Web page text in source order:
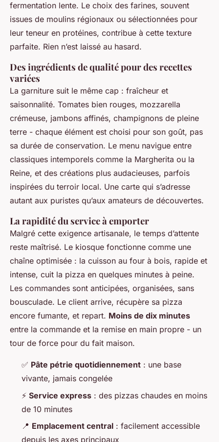
fermentation lente. Le choix des farines, souvent
issues de moulins régionaux ou sélectionnées pour
leur teneur en protéines, contribue à cette texture
parfaite. Rien n’est laissé au hasard.
Des ingrédients de qualité pour des recettes
variées
La garniture suit le même cap : fraîcheur et
saisonnalité. Tomates bien rouges, mozzarella
crémeuse, jambons affinés, champignons de pleine
terre - chaque élément est choisi pour son goût, pas
sa durée de conservation. Le menu navigue entre
classiques intemporels comme la Margherita ou la
Reine, et des créations plus audacieuses, parfois
inspirées du terroir local. Une carte qui s’adresse
autant aux puristes qu’aux amateurs de découvertes.
La rapidité du service à emporter
Malgré cette exigence artisanale, le temps d’attente
reste maîtrisé. Le kiosque fonctionne comme une
chaîne optimisée : la cuisson au four à bois, rapide et
intense, cuit la pizza en quelques minutes à peine.
Les commandes sont anticipées, organisées, sans
bousculade. Le client arrive, récupère sa pizza
encore fumante, et repart. Moins de dix minutes
entre la commande et la remise en main propre - un
tour de force pour du fait maison.
✅ Pâte pétrie quotidiennement : une base
vivante, jamais congelée
⚡ Service express : des pizzas chaudes en moins
de 10 minutes
📍 Emplacement central : facilement accessible
depuis les axes principaux